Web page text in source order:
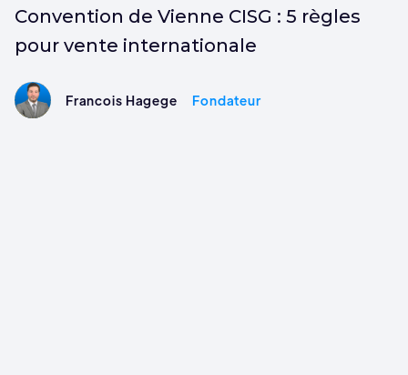
Convention de Vienne CISG : 5 règles
pour vente internationale
Francois Hagege Fondateur